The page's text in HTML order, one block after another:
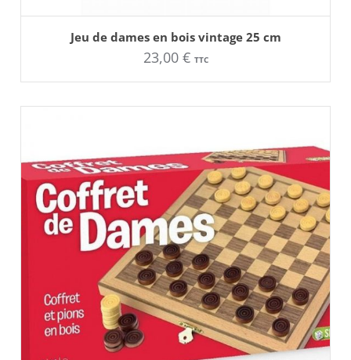
Jeu de dames en bois vintage 25 cm
23,00 € TTC